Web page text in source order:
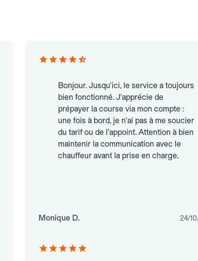
Bonjour. Jusqu'ici, le service a toujours
bien fonctionné. J'apprécie de
prépayer la course via mon compte :
une fois à bord, je n'ai pas à me soucier
du tarif ou de l'appoint. Attention à bien
maintenir la communication avec le
chauffeur avant la prise en charge.
Monique D. 24/